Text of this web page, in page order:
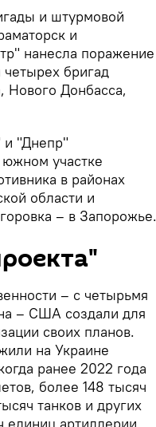
и штурмовой
и
нанесла поражение
бригад
Нового Донбасса,
и "Днепр"
участке
в районах
области и
– в Запорожье.
– с четырьмя
– США создали для
своих планов.
на Украине
ранее 2022 года
более 148 тысяч
танков и других
артиллерии.